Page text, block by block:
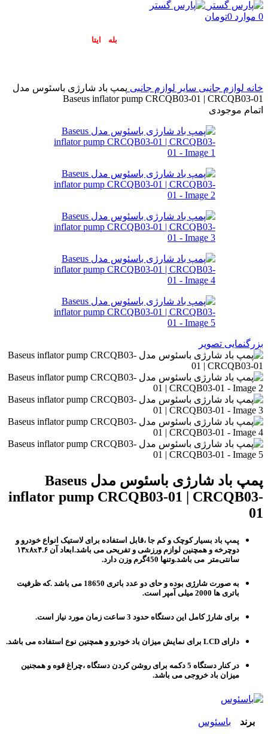
0 موارد 0تومان
بله ایتا
خانه لوازم جانبی سایر لوازم جانبی پمپ باد شارژی باسئوس مدل
Baseus inflator pump CRCQB03-01 | CRCQB03-01
اتمام موجودی
بزرگنمایی تصویر
پمپ باد شارژی باسئوس مدل Baseus
inflator pump CRCQB03-01 | CRCQB03-
01
پمپ باد بسیار کوچک و کم جا ،قابل استفاده برای لاستیک انواع خودرو و
دوچرخه و همچنین لوازم ورزشی و تفریحی می باشد.ابعاد آن ۱۳x۸x۴.۶
سانتی‌متر می باشد.وتنها 450گرم وزن دارد.
به صورت شارژی بوده و حای دو عدد باتری 18650 می باشد .که ظرفیت
باتری ها 2000 میلی آمپر است.
برای شارژ کامل این دستگاه حدود 3 ساعت زمان مورد نیاز است.
دارای LCD برای نمایش میزان باد خودرو و همچنین نوع استفاده می باشد.
در کنار دستگاه 5 دکمه برای روشن کردن دستگاه ،چراغ قوه و همجنین
میزان باد خروجی می باشد.
برند باسئوس